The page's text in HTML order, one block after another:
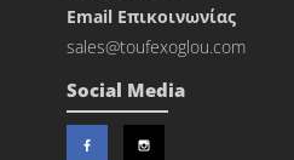
Εmail Επικοινωνίας
sales@toufexoglou.com
Social Media